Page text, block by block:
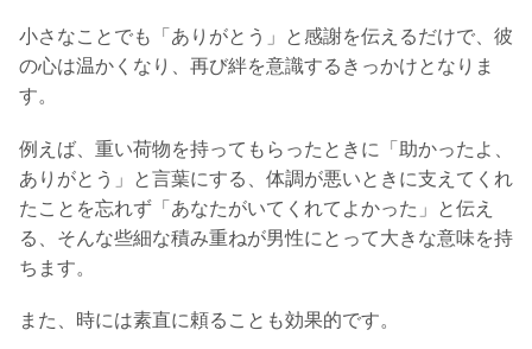
小さなことでも「ありがとう」と感謝を伝えるだけで、彼
の心は温かくなり、再び絆を意識するきっかけとなりま
す。
例えば、重い荷物を持ってもらったときに「助かったよ、
ありがとう」と言葉にする、体調が悪いときに支えてくれ
たことを忘れず「あなたがいてくれてよかった」と伝え
る、そんな些細な積み重ねが男性にとって大きな意味を持
ちます。
また、時には素直に頼ることも効果的です。